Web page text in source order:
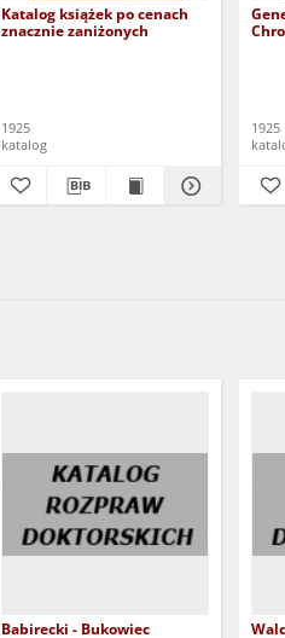
Katalog książek po cenach
znacznie zaniżonych
1925
katalog
1925
Babirecki - Bukowiec